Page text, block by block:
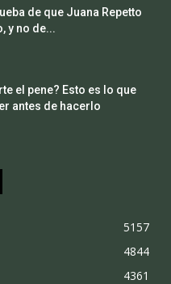
de que Juana Repetto
y no de...
el pene? Esto es lo que
antes de hacerlo
5157
4844
4361